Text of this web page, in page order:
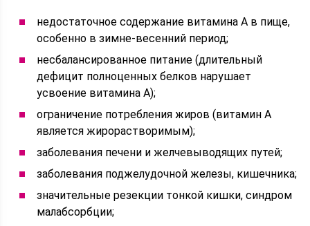
недостаточное содержание витамина А в пище,
особенно в зимне-весенний период;
несбалансированное питание (длительный
дефицит полноценных белков нарушает
усвоение витамина А);
ограничение потребления жиров (витамин А
является жирорастворимым);
заболевания печени и желчевыводящих путей;
заболевания поджелудочной железы, кишечника;
значительные резекции тонкой кишки, синдром
малабсорбции;